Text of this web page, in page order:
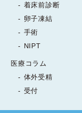
今
的
な
梅
お
ス
ご検
着床前診断
卵子凍結
手術
NIPT
医療コラム
体外受精
受付